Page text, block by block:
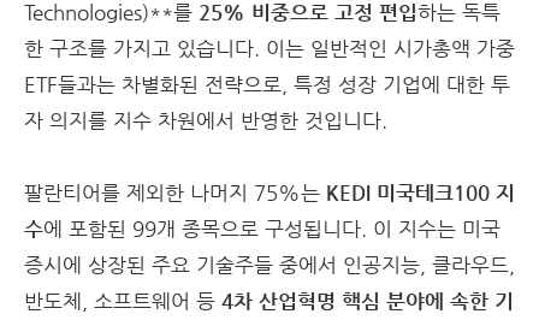
Technologies)**를 25% 비중으로 고정 편입하는 독특
한 구조를 가지고 있습니다. 이는 일반적인 시가총액 가중
ETF들과는 차별화된 전략으로, 특정 성장 기업에 대한 투
자 의지를 지수 차원에서 반영한 것입니다.
팔란티어를 제외한 나머지 75%는 KEDI 미국테크100 지
수에 포함된 99개 종목으로 구성됩니다. 이 지수는 미국
증시에 상장된 주요 기술주들 중에서 인공지능, 클라우드,
반도체, 소프트웨어 등 4차 산업혁명 핵심 분야에 속한 기